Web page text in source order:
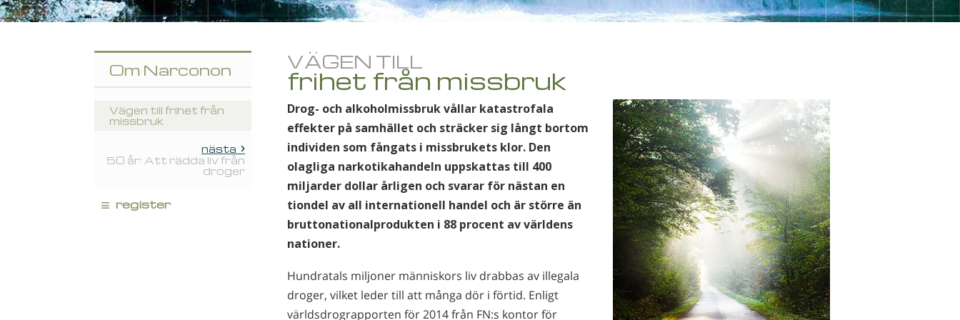
Kinesiska
Arabiska
Nepali
Ukrainska
Kroatiska
Tjeckiska
Alla regioner/språk
VÄGEN TILL
frihet från missbruk
Drog- och alkoholmissbruk vållar katastrofala
effekter på samhället och sträcker sig långt bortom
individen som fångats i missbrukets klor. Den
olagliga narkotikahandeln uppskattas till 400
miljarder dollar årligen och svarar för nästan en
tiondel av all internationell handel och är större än
bruttonationalprodukten i 88 procent av världens
nationer.
Hundratals miljoner människors liv drabbas av illegala
droger, vilket leder till att många dör i förtid. Enligt
världsdrograpporten för 2014 från FN:s kontor för
Om Narconon
Vägen till frihet från
missbruk
nästa
50 år: Att rädda liv från
droger
≡ register